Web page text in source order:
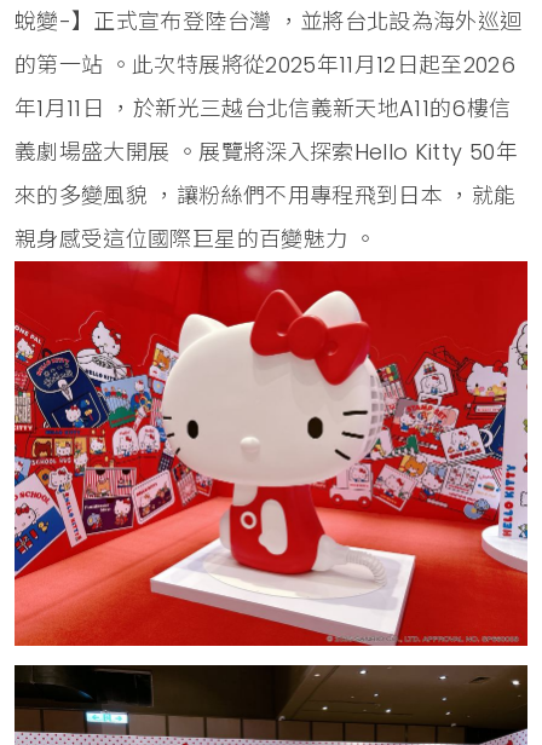
蛻變-】正式宣布登陸台灣 ，並將台北設為海外巡迴
的第一站 。此次特展將從2025年11月12日起至2026
年1月11日 ，於新光三越台北信義新天地A11的6樓信
義劇場盛大開展 。展覽將深入探索Hello Kitty 50年
來的多變風貌 ，讓粉絲們不用專程飛到日本 ，就能
親身感受這位國際巨星的百變魅力 。